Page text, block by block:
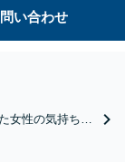
い合わせ
女性の気持ちに